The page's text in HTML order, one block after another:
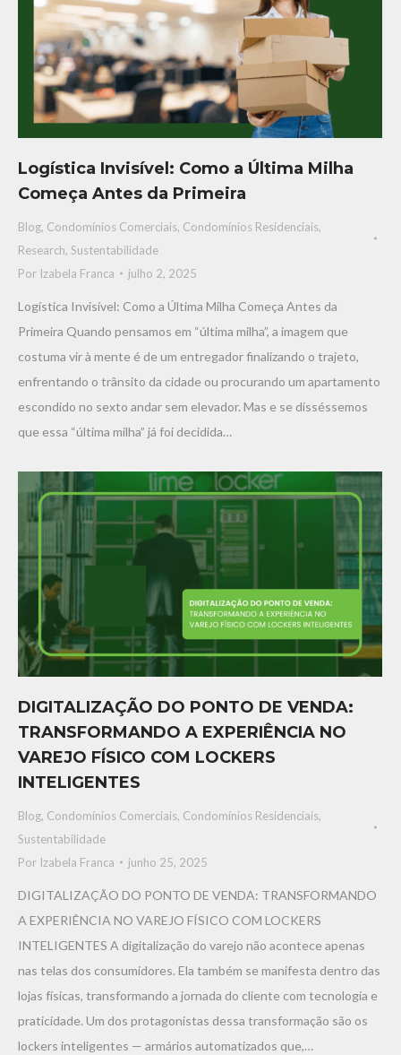
Logística Invisível: Como a Última Milha
Começa Antes da Primeira
Blog, Condomínios Comerciais, Condomínios Residenciais,
Research, Sustentabilidade
Por Izabela Franca julho 2, 2025
Logística Invisível: Como a Última Milha Começa Antes da
Primeira Quando pensamos em “última milha”, a imagem que
costuma vir à mente é de um entregador finalizando o trajeto,
enfrentando o trânsito da cidade ou procurando um apartamento
escondido no sexto andar sem elevador. Mas e se disséssemos
que essa “última milha” já foi decidida…
DIGITALIZAÇÃO DO PONTO DE VENDA:
TRANSFORMANDO A EXPERIÊNCIA NO
VAREJO FÍSICO COM LOCKERS
INTELIGENTES
Blog, Condomínios Comerciais, Condomínios Residenciais,
Sustentabilidade
Por Izabela Franca junho 25, 2025
DIGITALIZAÇÃO DO PONTO DE VENDA: TRANSFORMANDO
A EXPERIÊNCIA NO VAREJO FÍSICO COM LOCKERS
INTELIGENTES A digitalização do varejo não acontece apenas
nas telas dos consumidores. Ela também se manifesta dentro das
lojas físicas, transformando a jornada do cliente com tecnologia e
praticidade. Um dos protagonistas dessa transformação são os
lockers inteligentes — armários automatizados que,…